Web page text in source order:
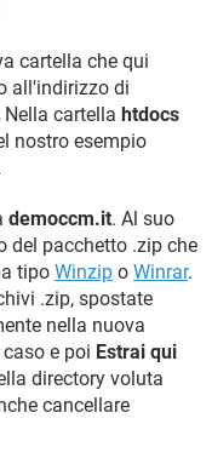
cartella che qui
all'indirizzo di
cartella htdocs
nostro esempio
democcm.it. Al suo
del pacchetto .zip che
tipo Winzip o Winrar.
.zip, spostate
nella nuova
e poi Estrai qui
directory voluta
cancellare